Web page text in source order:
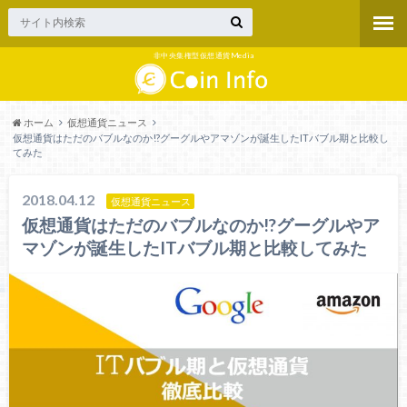
非中央集権型仮想通貨Media
ホーム
仮想通貨ニュース
仮想通貨はただのバブルなのか!?グーグルやアマゾンが誕生したITバブル期と比較し
てみた
2018.04.12 仮想通貨ニュース
仮想通貨はただのバブルなのか!?グーグルやア
マゾンが誕生したITバブル期と比較してみた